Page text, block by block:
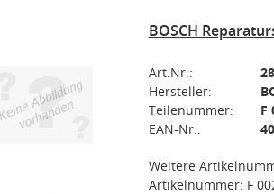
BOSCH
Art.Nr.:
Hersteller:
Teilenummer:
F
EAN-Nr.:
Weitere
Artikelnummer: F